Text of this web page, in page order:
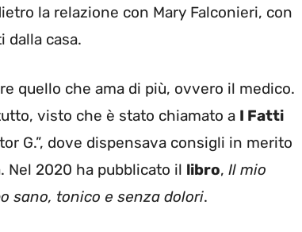
la relazione con Mary Falconieri, con
dalla casa.
quello che ama di più, ovvero il medico.
visto che è stato chiamato a I Fatti
G.”, dove dispensava consigli in merito
Nel 2020 ha pubblicato il libro, Il mio
sano, tonico e senza dolori.